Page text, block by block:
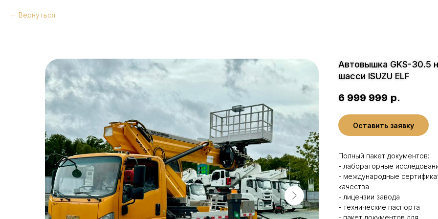
Вернуться
Автовышка GKS-30.5
шасси ISUZU ELF
6 999 999 р.
Оставить заявку
Полный пакет документов:
- лабораторные
- международные
качества
- лицензии завода
- технические паспорта